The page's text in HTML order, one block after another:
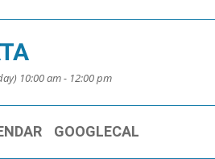
10:00 am - 12:00 pm
GOOGLECAL